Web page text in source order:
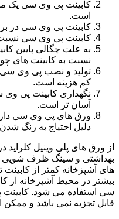
کابینت پی وی سی یک
است.
کابینت پی وی سی در
کابینت پی وی سی
به علت چگالی پایین
نسبت به کابینت های
تولید و نصب پی وی سی
کم هزینه است.
نگهداری کابینت پی
آسان تر است.
ورق های پی وی سی
دلیل احتیاج به رنگ
از ورق های پلی وینیل
بهداشتی و سینگ ظرف شویی
های آشپزخانه کمتر از
بیشتر در محیط آشپزخانه
سی استفاده می شود. کابینت
قابل تجزیه نمی باشد و